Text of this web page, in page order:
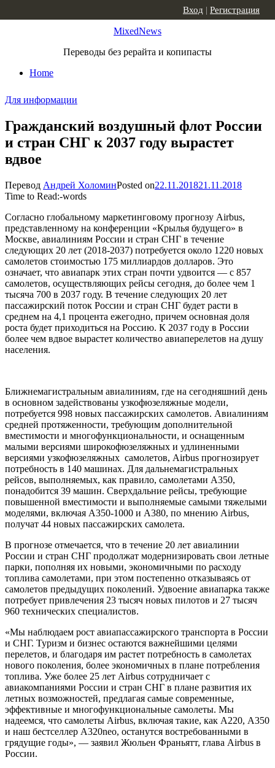
MixedNews
Переводы без рерайта и копипасты
Home
Вход | Регистрация
Для информации
Гражданский воздушный флот России
и стран СНГ к 2037 году вырастет
вдвое
Перевод Андрей ХоломинPosted on22.11.201821.11.2018
Time to Read:-words
Согласно глобальному маркетинговому прогнозу Airbus,
представленному на конференции «Крылья будущего» в
Москве, авиалиниям России и стран СНГ в течение
следующих 20 лет (2018-2037) потребуется около 1220 новых
самолетов стоимостью 175 миллиардов долларов. Это
означает, что авиапарк этих стран почти удвоится — с 857
самолетов, осуществляющих рейсы сегодня, до более чем 1
тысяча 700 в 2037 году. В течение следующих 20 лет
пассажирский поток России и стран СНГ будет расти в
среднем на 4,1 процента ежегодно, причем основная доля
роста будет приходиться на Россию. К 2037 году в России
более чем вдвое вырастет количество авиаперелетов на душу
населения.
Ближнемагистральным авиалиниям, где на сегодняшний день
в основном задействованы узкофюзеляжные модели,
потребуется 998 новых пассажирских самолетов. Авиалиниям
средней протяженности, требующим дополнительной
вместимости и многофункциональности, и оснащенным
малыми версиями широкофюзеляжных и удлиненными
версиями узкофюзеляжных самолетов, Airbus прогнозирует
потребность в 140 машинах. Для дальнемагистральных
рейсов, выполняемых, как правило, самолетами А350,
понадобится 39 машин. Сверхдальние рейсы, требующие
повышенной вместимости и выполняемые самыми тяжелыми
моделями, включая А350-1000 и А380, по мнению Airbus,
получат 44 новых пассажирских самолета.
В прогнозе отмечается, что в течение 20 лет авиалинии
России и стран СНГ продолжат модернизировать свои летные
парки, пополняя их новыми, экономичными по расходу
топлива самолетами, при этом постепенно отказываясь от
самолетов предыдущих поколений. Удвоение авиапарка также
потребует привлечения 23 тысяч новых пилотов и 27 тысяч
960 технических специалистов.
«Мы наблюдаем рост авиапассажирского транспорта в России
и СНГ. Туризм и бизнес остаются важнейшими целями
перелетов, и благодаря им растет потребность в самолетах
нового поколения, более экономичных в плане потребления
топлива. Уже более 25 лет Airbus сотрудничает с
авиакомпаниями России и стран СНГ в плане развития их
летных возможностей, предлагая самые современные,
эффективные и многофункциональные самолеты. Мы
надеемся, что самолеты Airbus, включая такие, как А220, А350
и наш бестселлер А320neo, останутся востребованными в
грядущие годы», — заявил Жюльен Франьятт, глава Airbus в
России.